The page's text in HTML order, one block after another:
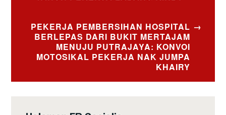
PEKERJA PEMBERSIHAN HOSPITAL
BERLEPAS DARI BUKIT MERTAJAM
MENUJU PUTRAJAYA: KONVOI
MOTOSIKAL PEKERJA NAK JUMPA
KHAIRY